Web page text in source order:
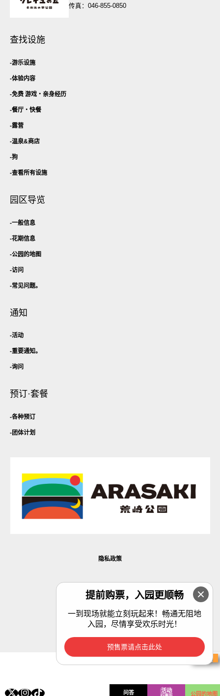
购票
传真：046-855-0850
查找设施
游乐设施
体验内容
免费 游戏・ 亲身经历
餐厅・ 快餐
露营
温泉&商店
狗
查看所有设施
园区导览
一般信息
花期信息
公园的地图
访问
常见问题。
通知
活动
重要通知。
询问
预订·套餐
各种预订
团体计划
隐私政策
指定经理：区域管理横须贺合资企业
(c) 地区管理横须贺合资企业。
问答 活动
公园的地图
提前购票，入园更顺畅
一到现场就能立刻玩起来！畅通无阻地
入园，尽情享受欢乐时光！
预售票请点击此处